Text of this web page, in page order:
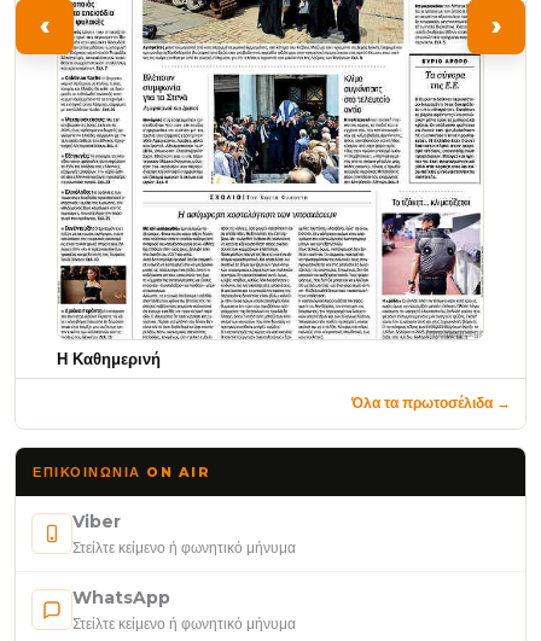
‹
Η Καθημερινή
›
Όλα τα πρωτοσέλιδα →
ΕΠΙΚΟΙΝΩΝΊΑ ON AIR
Viber
Στείλτε κείμενο ή φωνητικό μήνυμα
WhatsApp
Στείλτε κείμενο ή φωνητικό μήνυμα